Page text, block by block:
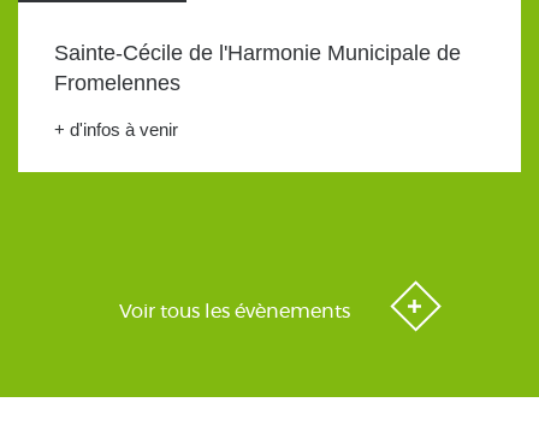
Sainte-Cécile de l'Harmonie Municipale de
Fromelennes
+ d'infos à venir
Voir tous les évènements